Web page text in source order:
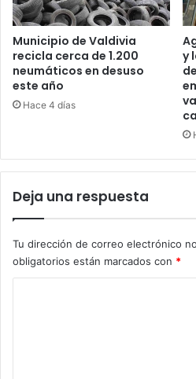
Municipio de Valdivia
recicla cerca de 1.200
neumáticos en desuso
este año
Hace 4 días
y
Deja una respuesta
Tu dirección de correo electrónico
obligatorios están marcados con *